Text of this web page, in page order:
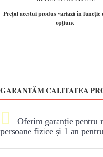
Preţul acestui produs variază în funcţie
opţiune
GARANTĂM CALITATEA

Oferim garanție pentru
persoane fizice și 1 an